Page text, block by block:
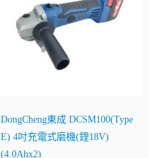
DongCheng東成 DCSM100(Type
E) 4吋充電式磨機(鋰18V)
(4.0Ahx2)